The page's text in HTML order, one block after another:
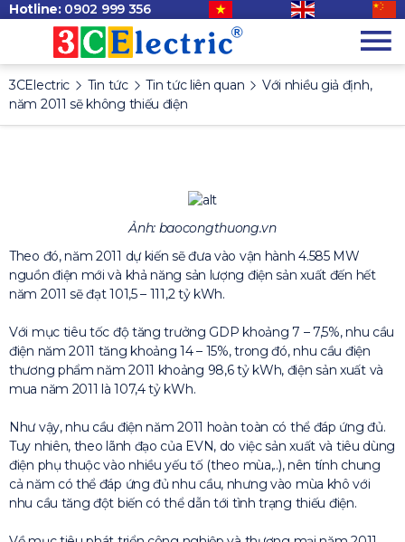
Hotline: 0902 999 356
3CElectric Tin tức Tin tức liên quan
Với nhiều giả định,
năm 2011 sẽ không thiếu điện
Ảnh: baocongthuong.vn
Theo đó, năm 2011 dự kiến sẽ đưa vào vận hành 4.585 MW
nguồn điện mới và khả năng sản lượng điện sản xuất đến hết
năm 2011 sẽ đạt 101,5 – 111,2 tỷ kWh.
Với mục tiêu tốc độ tăng trưởng GDP khoảng 7 – 7,5%, nhu cầu
điện năm 2011 tăng khoảng 14 – 15%, trong đó, nhu cầu điện
thương phẩm năm 2011 khoảng 98,6 tỷ kWh, điện sản xuất và
mua năm 2011 là 107,4 tỷ kWh.
Như vậy, nhu cầu điện năm 2011 hoàn toàn có thể đáp ứng đủ.
Tuy nhiên, theo lãnh đạo của EVN, do việc sản xuất và tiêu dùng
điện phụ thuộc vào nhiều yếu tố (theo mùa,..), nên tính chung
cả năm có thể đáp ứng đủ nhu cầu, nhưng vào mùa khô với
nhu cầu tăng đột biến có thể dẫn tới tình trạng thiếu điện.